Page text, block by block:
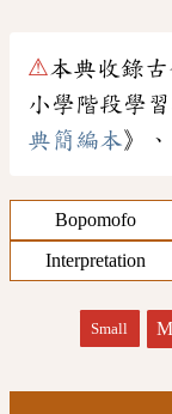
⚠本典收錄古
小學階段學
典簡編本》
Bopomofo
Interpretation
Small